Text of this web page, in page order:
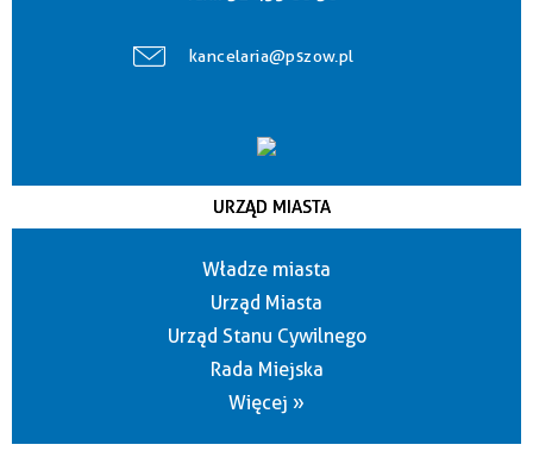
kancelaria@pszow.pl
URZĄD MIASTA
Władze miasta
Urząd Miasta
Urząd Stanu Cywilnego
Rada Miejska
Więcej »